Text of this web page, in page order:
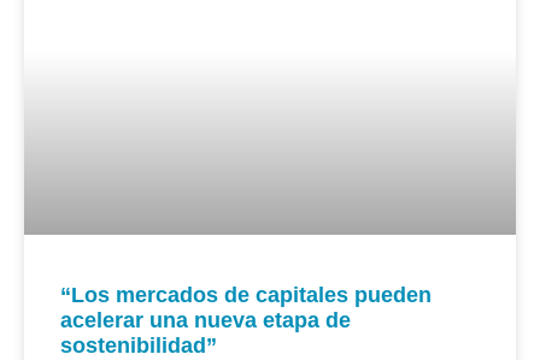
“Los mercados de capitales pueden
acelerar una nueva etapa de
sostenibilidad”